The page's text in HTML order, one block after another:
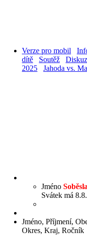
Verze pro mobil
dítě
Soutěž
2025
Jahoda vs.
Jméno
Svátek má
Jméno, Příjmení,
Okres, Kraj, Ročník